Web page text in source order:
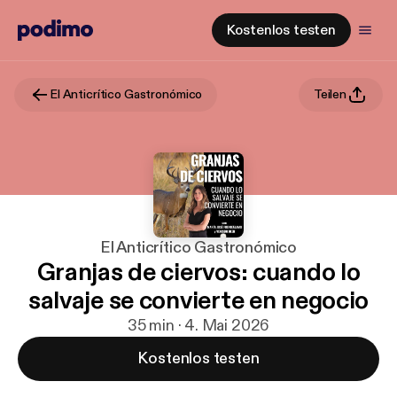
Kostenlos testen
El Anticrítico Gastronómico Teilen
El Anticrítico Gastronómico
Granjas de ciervos: cuando lo
salvaje se convierte en negocio
35 min · 4. Mai 2026
Kostenlos testen